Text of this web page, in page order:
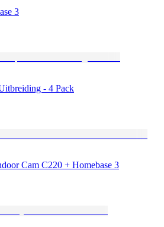
3
- 4 Pack
Cam C220 + Homebase 3